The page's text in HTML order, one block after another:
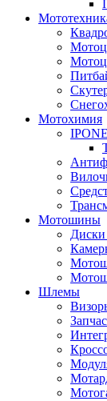
Мотохимия
IPONE
Мотошины
Диски
Шлемы